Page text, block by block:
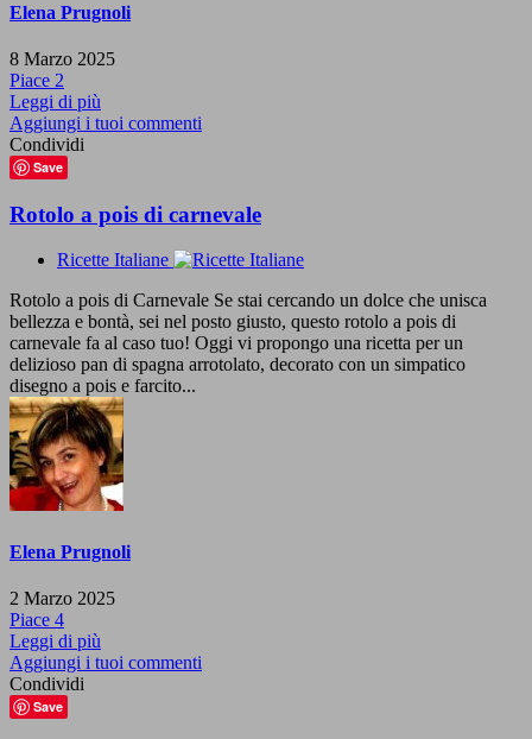
Elena Prugnoli
8 Marzo 2025
Piace 2
Leggi di più
Aggiungi i tuoi commenti
Condividi
Save
Rotolo a pois di carnevale
Ricette Italiane
Rotolo a pois di Carnevale Se stai cercando un dolce che unisca
bellezza e bontà, sei nel posto giusto, questo rotolo a pois di
carnevale fa al caso tuo! Oggi vi propongo una ricetta per un
delizioso pan di spagna arrotolato, decorato con un simpatico
disegno a pois e farcito...
Elena Prugnoli
2 Marzo 2025
Piace 4
Leggi di più
Aggiungi i tuoi commenti
Condividi
Save